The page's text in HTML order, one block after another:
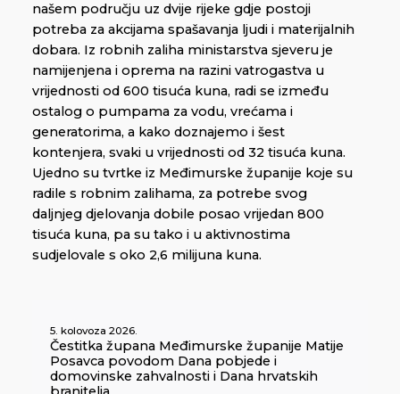
našem području uz dvije rijeke gdje postoji
potreba za akcijama spašavanja ljudi i materijalnih
dobara. Iz robnih zaliha ministarstva sjeveru je
namijenjena i oprema na razini vatrogastva u
vrijednosti od 600 tisuća kuna, radi se između
ostalog o pumpama za vodu, vrećama i
generatorima, a kako doznajemo i šest
kontenjera, svaki u vrijednosti od 32 tisuća kuna.
Ujedno su tvrtke iz Međimurske županije koje su
radile s robnim zalihama, za potrebe svog
daljnjeg djelovanja dobile posao vrijedan 800
tisuća kuna, pa su tako i u aktivnostima
sudjelovale s oko 2,6 milijuna kuna.
5. kolovoza 2026.
Čestitka župana Međimurske županije Matije
Posavca povodom Dana pobjede i
domovinske zahvalnosti i Dana hrvatskih